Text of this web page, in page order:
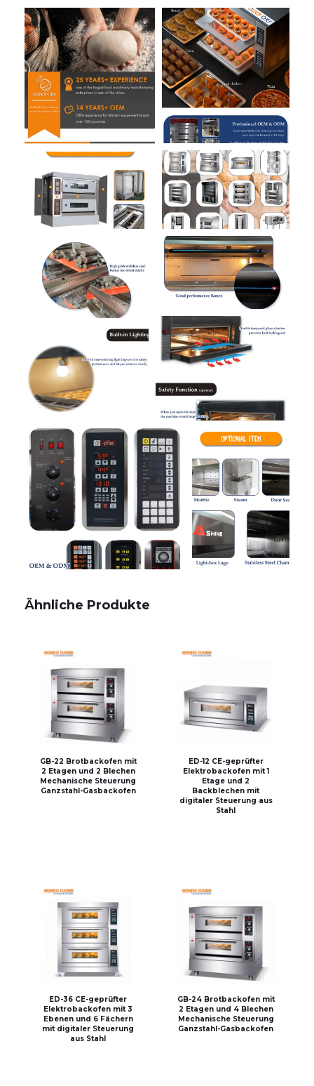
Ähnliche Produkte
GB-22 Brotbackofen mit
2 Etagen und 2 Blechen
Mechanische Steuerung
Ganzstahl-Gasbackofen
ED-12 CE-geprüfter
Elektrobackofen mit 1
Etage und 2
Backblechen mit
digitaler Steuerung aus
Stahl
ED-36 CE-geprüfter
Elektrobackofen mit 3
Ebenen und 6 Fächern
mit digitaler Steuerung
aus Stahl
GB-24 Brotbackofen mit
2 Etagen und 4 Blechen
Mechanische Steuerung
Ganzstahl-Gasbackofen